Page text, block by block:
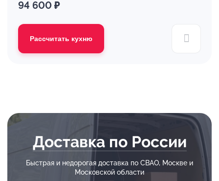
94 600 ₽
Рассчитать кухню
Доставка по России
Быстрая и недорогая доставка по СВАО, Москве и
Московской области